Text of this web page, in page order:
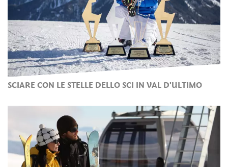
SCIARE CON LE STELLE DELLO SCI IN VAL D'ULTIMO